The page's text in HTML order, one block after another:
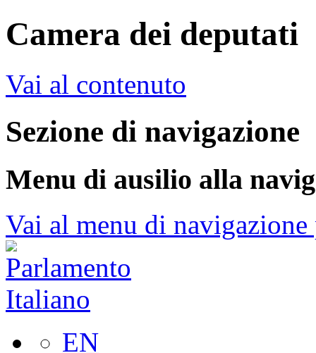
Camera dei deputati
Vai al contenuto
Sezione di navigazione
Menu di ausilio alla
Vai al menu di
EN